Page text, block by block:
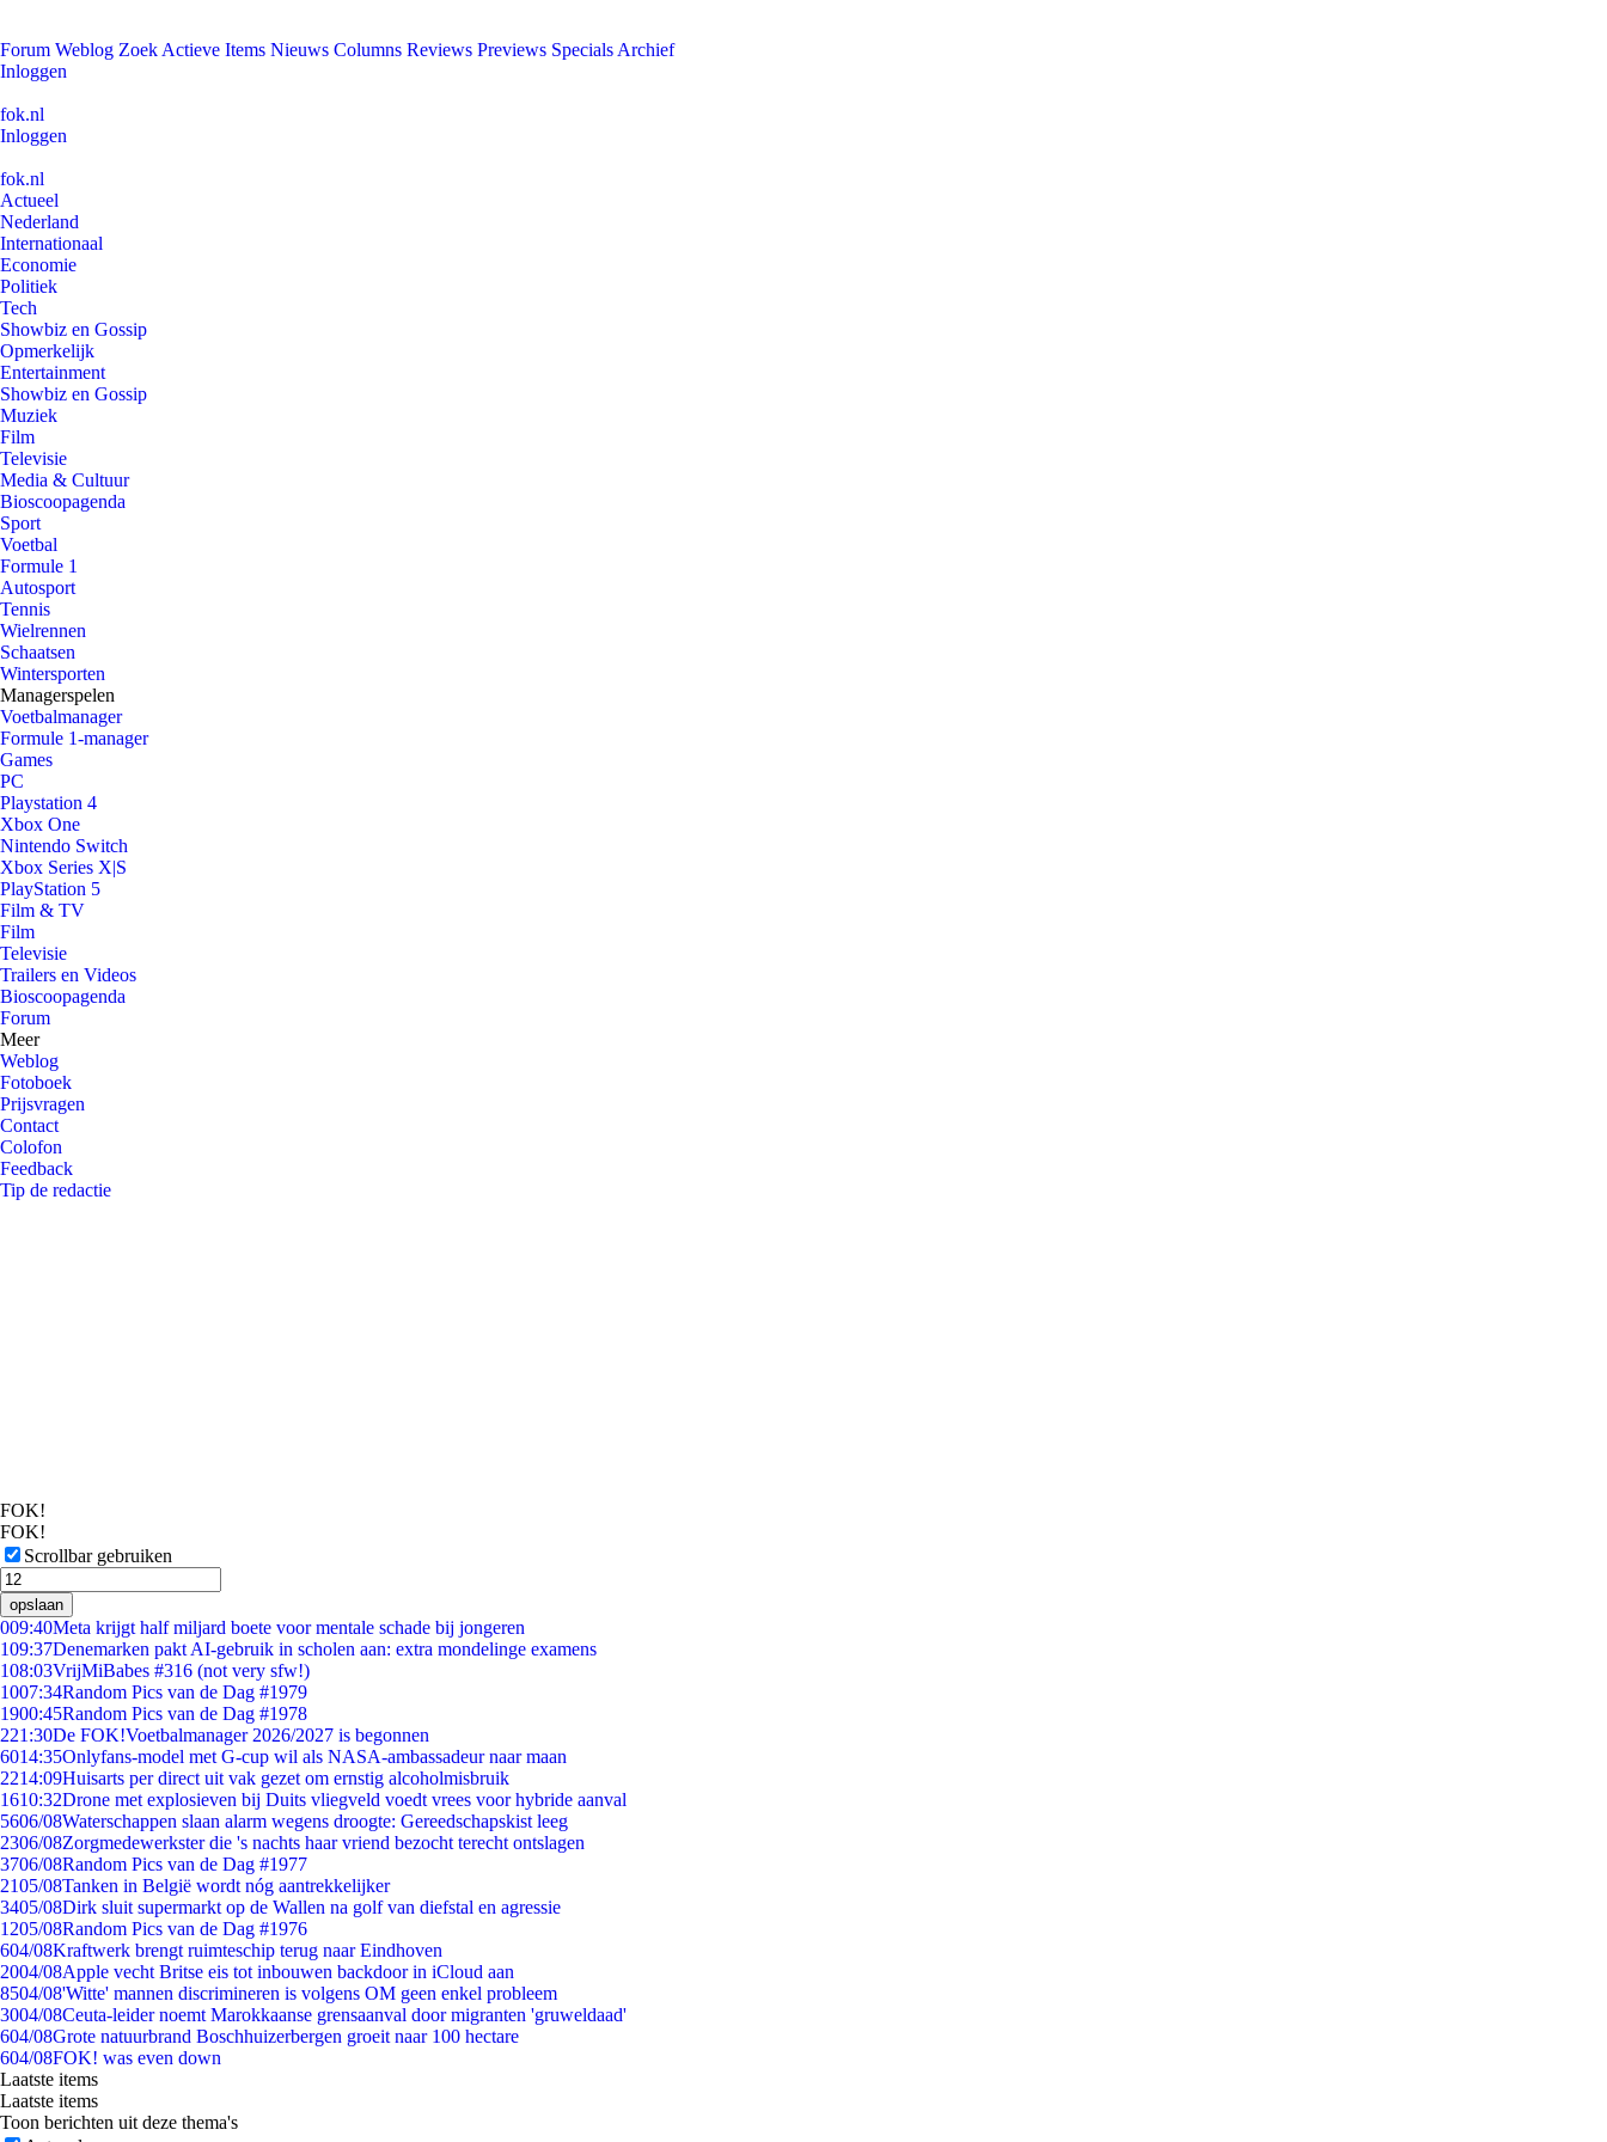
Forum Weblog Zoek Actieve Items Nieuws Columns Reviews Previews Specials Archief
Inloggen
fok.nl
Inloggen
fok.nl
Actueel
Nederland
Internationaal
Economie
Politiek
Tech
Showbiz en Gossip
Opmerkelijk
Entertainment
Showbiz en Gossip
Muziek
Film
Televisie
Media & Cultuur
Bioscoopagenda
Sport
Voetbal
Formule 1
Autosport
Tennis
Wielrennen
Schaatsen
Wintersporten
Managerspelen
Voetbalmanager
Formule 1-manager
Games
PC
Playstation 4
Xbox One
Nintendo Switch
Xbox Series X|S
PlayStation 5
Film & TV
Film
Televisie
Trailers en Videos
Bioscoopagenda
Forum
Meer
Weblog
Fotoboek
Prijsvragen
Contact
Colofon
Feedback
Tip de redactie
FOK!
FOK!
Scrollbar gebruiken
opslaan
009:40Meta krijgt half miljard boete voor mentale schade bij jongeren
109:37Denemarken pakt AI-gebruik in scholen aan: extra mondelinge examens
108:03VrijMiBabes #316 (not very sfw!)
1007:34Random Pics van de Dag #1979
1900:45Random Pics van de Dag #1978
221:30De FOK!Voetbalmanager 2026/2027 is begonnen
6014:35Onlyfans-model met G-cup wil als NASA-ambassadeur naar maan
2214:09Huisarts per direct uit vak gezet om ernstig alcoholmisbruik
1610:32Drone met explosieven bij Duits vliegveld voedt vrees voor hybride aanval
5606/08Waterschappen slaan alarm wegens droogte: Gereedschapskist leeg
2306/08Zorgmedewerkster die 's nachts haar vriend bezocht terecht ontslagen
3706/08Random Pics van de Dag #1977
2105/08Tanken in België wordt nóg aantrekkelijker
3405/08Dirk sluit supermarkt op de Wallen na golf van diefstal en agressie
1205/08Random Pics van de Dag #1976
604/08Kraftwerk brengt ruimteschip terug naar Eindhoven
2004/08Apple vecht Britse eis tot inbouwen backdoor in iCloud aan
8504/08'Witte' mannen discrimineren is volgens OM geen enkel probleem
3004/08Ceuta-leider noemt Marokkaanse grensaanval door migranten 'gruweldaad'
604/08Grote natuurbrand Boschhuizerbergen groeit naar 100 hectare
604/08FOK! was even down
Laatste items
Laatste items
Toon berichten uit deze thema's